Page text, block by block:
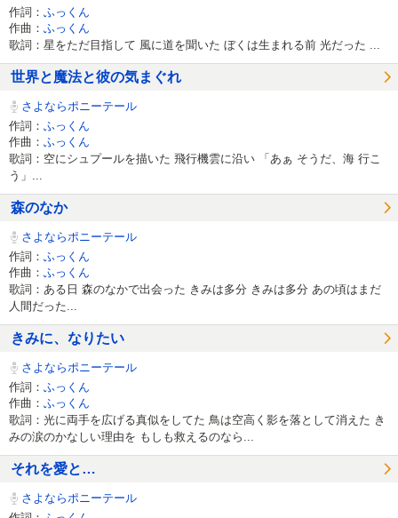
作詞： ふっくん
作曲： ふっくん
歌詞：星をただ目指して 風に道を聞いた ぼくは生まれる前 光だった ...
世界と魔法と彼の気まぐれ
さよならポニーテール
作詞： ふっくん
作曲： ふっくん
歌詞：空にシュプールを描いた 飛行機雲に沿い 「あぁ そうだ、海 行こ
う」...
森のなか
さよならポニーテール
作詞： ふっくん
作曲： ふっくん
歌詞：ある日 森のなかで出会った きみは多分 きみは多分 あの頃はまだ
人間だった...
きみに、なりたい
さよならポニーテール
作詞： ふっくん
作曲： ふっくん
歌詞：光に両手を広げる真似をしてた 鳥は空高く影を落として消えた き
みの涙のかなしい理由を もしも救えるのなら...
それを愛と…
さよならポニーテール